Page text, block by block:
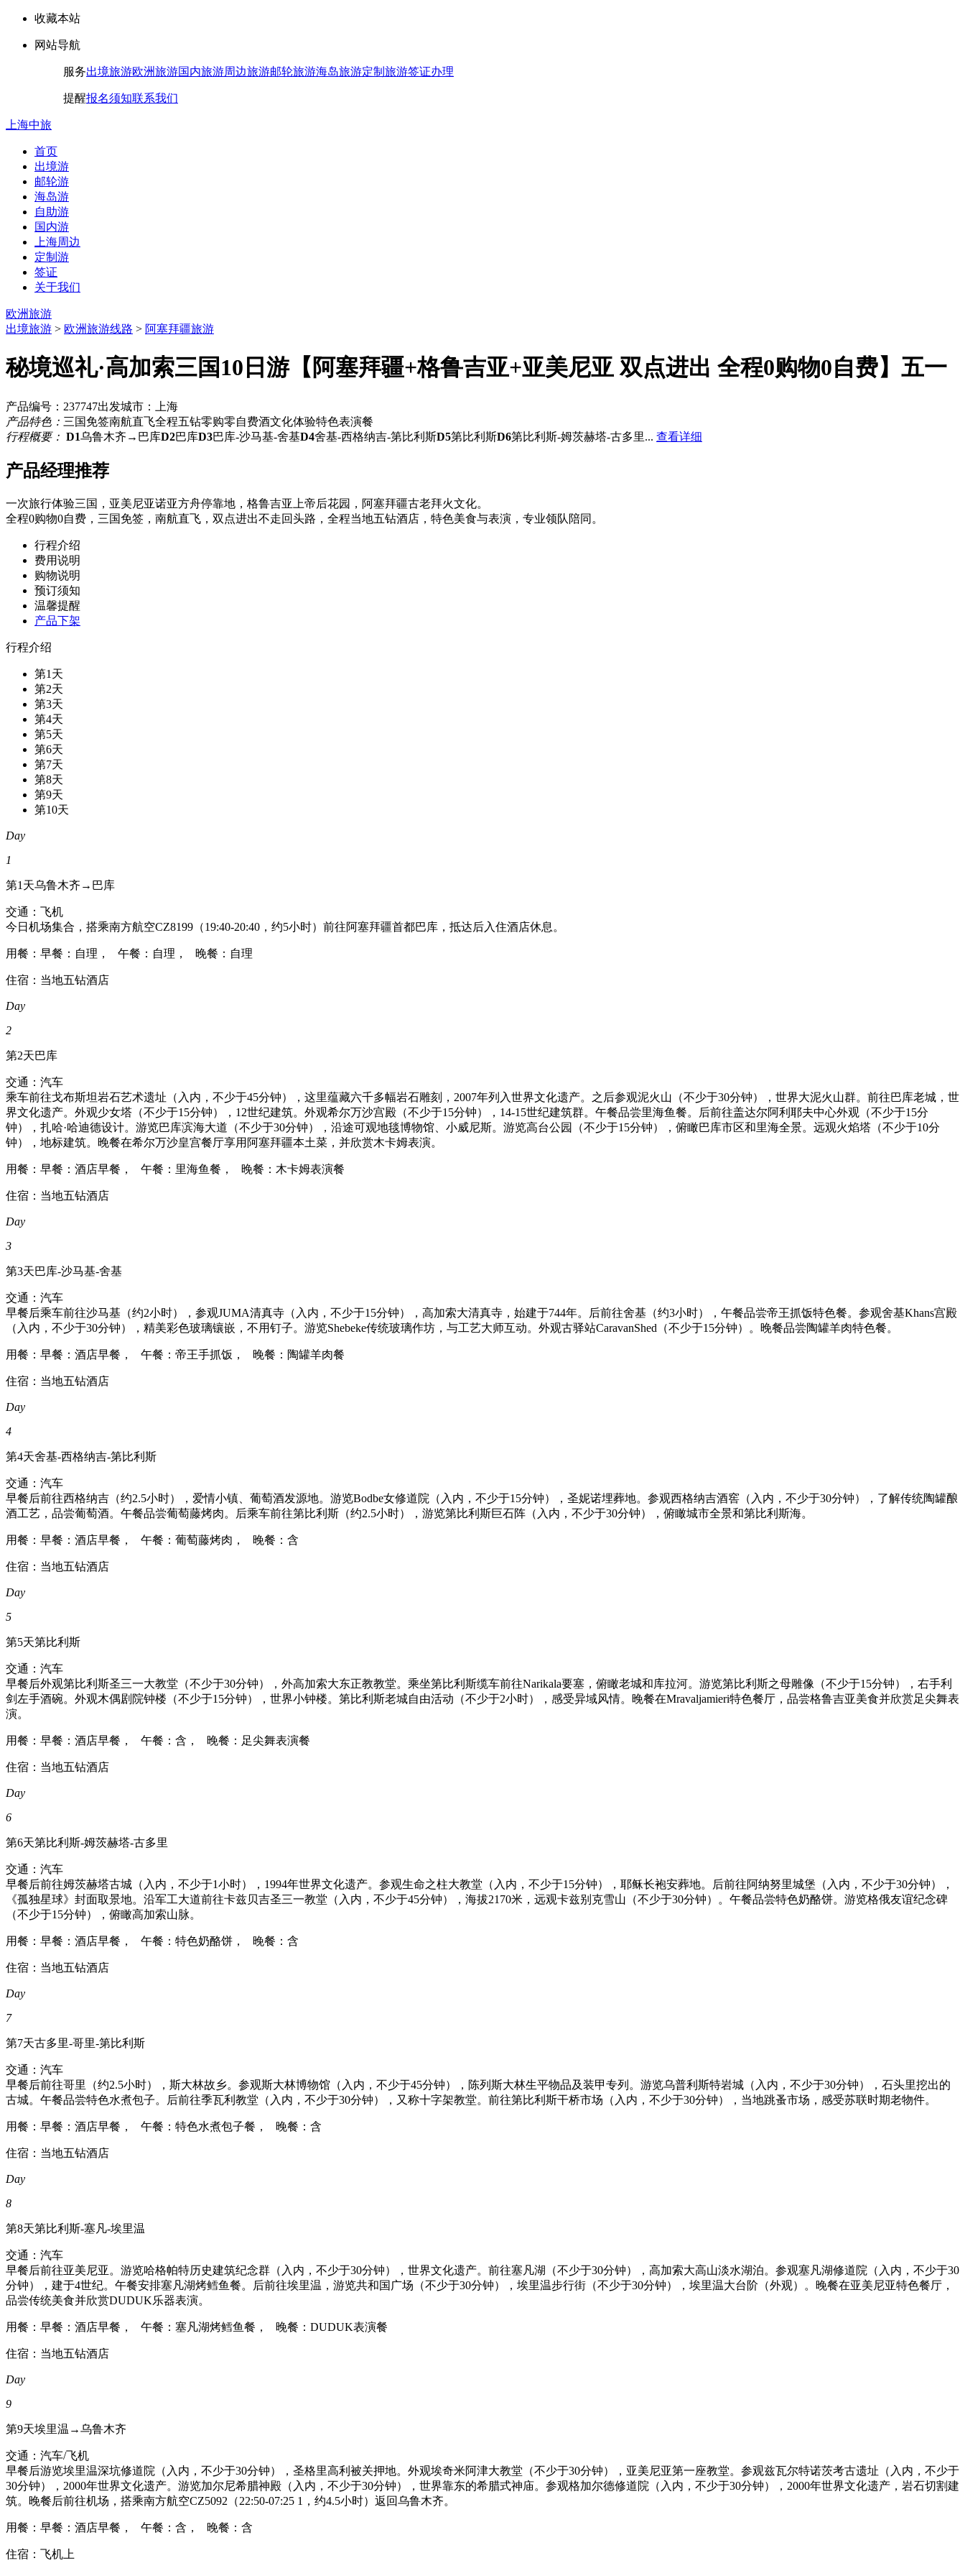
收藏本站
网站导航
服务出境旅游欧洲旅游国内旅游周边旅游邮轮旅游海岛旅游定制旅游签证办理
提醒报名须知联系我们
上海中旅
首页
出境游
邮轮游
海岛游
自助游
国内游
上海周边
定制游
签证
关于我们
欧洲旅游
出境旅游 > 欧洲旅游线路 > 阿塞拜疆旅游
秘境巡礼·高加索三国10日游【阿塞拜疆+格鲁吉亚+亚美尼亚 双点进出 全程0购物0自费】 五一
产品编号：237747出发城市：上海
产品特色： 三国免签南航直飞全程五钻零购零自费酒文化体验特色表演餐
行程概要： D1乌鲁木齐→巴库D2巴库D3巴库-沙马基-舍基D4舍基-西格纳吉-第比利斯D5第比利斯D6第比利斯-姆茨赫塔-古多里... 查看详细
产品经理推荐
一次旅行体验三国，亚美尼亚诺亚方舟停靠地，格鲁吉亚上帝后花园，阿塞拜疆古老拜火文化。
全程0购物0自费，三国免签，南航直飞，双点进出不走回头路，全程当地五钻酒店，特色美食与表演，专业领队陪同。
行程介绍
费用说明
购物说明
预订须知
温馨提醒
产品下架
行程介绍
第1天
第2天
第3天
第4天
第5天
第6天
第7天
第8天
第9天
第10天
Day
1
第1天乌鲁木齐→巴库
交通：飞机
今日机场集合，搭乘南方航空CZ8199（19:40-20:40，约5小时）前往阿塞拜疆首都巴库，抵达后入住酒店休息。
用餐：早餐：自理， 午餐：自理， 晚餐：自理
住宿：当地五钻酒店
Day
2
第2天巴库
交通：汽车
乘车前往戈布斯坦岩石艺术遗址（入内，不少于45分钟），这里蕴藏六千多幅岩石雕刻，2007年列入世界文化遗产。之后参观泥火山（不少于30分钟），世界大泥火山群。前往巴库老城，世
界文化遗产。外观少女塔（不少于15分钟），12世纪建筑。外观希尔万沙宫殿（不少于15分钟），14-15世纪建筑群。午餐品尝里海鱼餐。后前往盖达尔阿利耶夫中心外观（不少于15分
钟），扎哈·哈迪德设计。游览巴库滨海大道（不少于30分钟），沿途可观地毯博物馆、小威尼斯。游览高台公园（不少于15分钟），俯瞰巴库市区和里海全景。远观火焰塔（不少于10分
钟），地标建筑。晚餐在希尔万沙皇宫餐厅享用阿塞拜疆本土菜，并欣赏木卡姆表演。
用餐：早餐：酒店早餐， 午餐：里海鱼餐， 晚餐：木卡姆表演餐
住宿：当地五钻酒店
Day
3
第3天巴库-沙马基-舍基
交通：汽车
早餐后乘车前往沙马基（约2小时），参观JUMA清真寺（入内，不少于15分钟），高加索大清真寺，始建于744年。后前往舍基（约3小时），午餐品尝帝王抓饭特色餐。参观舍基Khans宫殿
（入内，不少于30分钟），精美彩色玻璃镶嵌，不用钉子。游览Shebeke传统玻璃作坊，与工艺大师互动。外观古驿站CaravanShed（不少于15分钟）。晚餐品尝陶罐羊肉特色餐。
用餐：早餐：酒店早餐， 午餐：帝王手抓饭， 晚餐：陶罐羊肉餐
住宿：当地五钻酒店
Day
4
第4天舍基-西格纳吉-第比利斯
交通：汽车
早餐后前往西格纳吉（约2.5小时），爱情小镇、葡萄酒发源地。游览Bodbe女修道院（入内，不少于15分钟），圣妮诺埋葬地。参观西格纳吉酒窖（入内，不少于30分钟），了解传统陶罐酿
酒工艺，品尝葡萄酒。午餐品尝葡萄藤烤肉。后乘车前往第比利斯（约2.5小时），游览第比利斯巨石阵（入内，不少于30分钟），俯瞰城市全景和第比利斯海。
用餐：早餐：酒店早餐， 午餐：葡萄藤烤肉， 晚餐：含
住宿：当地五钻酒店
Day
5
第5天第比利斯
交通：汽车
早餐后外观第比利斯圣三一大教堂（不少于30分钟），外高加索大东正教教堂。乘坐第比利斯缆车前往Narikala要塞，俯瞰老城和库拉河。游览第比利斯之母雕像（不少于15分钟），右手利
剑左手酒碗。外观木偶剧院钟楼（不少于15分钟），世界小钟楼。第比利斯老城自由活动（不少于2小时），感受异域风情。晚餐在Mravaljamieri特色餐厅，品尝格鲁吉亚美食并欣赏足尖舞表
演。
用餐：早餐：酒店早餐， 午餐：含， 晚餐：足尖舞表演餐
住宿：当地五钻酒店
Day
6
第6天第比利斯-姆茨赫塔-古多里
交通：汽车
早餐后前往姆茨赫塔古城（入内，不少于1小时），1994年世界文化遗产。参观生命之柱大教堂（入内，不少于15分钟），耶稣长袍安葬地。后前往阿纳努里城堡（入内，不少于30分钟），
《孤独星球》封面取景地。沿军工大道前往卡兹贝吉圣三一教堂（入内，不少于45分钟），海拔2170米，远观卡兹别克雪山（不少于30分钟）。午餐品尝特色奶酪饼。游览格俄友谊纪念碑
（不少于15分钟），俯瞰高加索山脉。
用餐：早餐：酒店早餐， 午餐：特色奶酪饼， 晚餐：含
住宿：当地五钻酒店
Day
7
第7天古多里-哥里-第比利斯
交通：汽车
早餐后前往哥里（约2.5小时），斯大林故乡。参观斯大林博物馆（入内，不少于45分钟），陈列斯大林生平物品及装甲专列。游览乌普利斯特岩城（入内，不少于30分钟），石头里挖出的
古城。午餐品尝特色水煮包子。后前往季瓦利教堂（入内，不少于30分钟），又称十字架教堂。前往第比利斯干桥市场（入内，不少于30分钟），当地跳蚤市场，感受苏联时期老物件。
用餐：早餐：酒店早餐， 午餐：特色水煮包子餐， 晚餐：含
住宿：当地五钻酒店
Day
8
第8天第比利斯-塞凡-埃里温
交通：汽车
早餐后前往亚美尼亚。游览哈格帕特历史建筑纪念群（入内，不少于30分钟），世界文化遗产。前往塞凡湖（不少于30分钟），高加索大高山淡水湖泊。参观塞凡湖修道院（入内，不少于30
分钟），建于4世纪。午餐安排塞凡湖烤鳕鱼餐。后前往埃里温，游览共和国广场（不少于30分钟），埃里温步行街（不少于30分钟），埃里温大台阶（外观）。晚餐在亚美尼亚特色餐厅，
品尝传统美食并欣赏DUDUK乐器表演。
用餐：早餐：酒店早餐， 午餐：塞凡湖烤鳕鱼餐， 晚餐：DUDUK表演餐
住宿：当地五钻酒店
Day
9
第9天埃里温→乌鲁木齐
交通：汽车/飞机
早餐后游览埃里温深坑修道院（入内，不少于30分钟），圣格里高利被关押地。外观埃奇米阿津大教堂（不少于30分钟），亚美尼亚第一座教堂。参观兹瓦尔特诺茨考古遗址（入内，不少于
30分钟），2000年世界文化遗产。游览加尔尼希腊神殿（入内，不少于30分钟），世界靠东的希腊式神庙。参观格加尔德修道院（入内，不少于30分钟），2000年世界文化遗产，岩石切割建
筑。晚餐后前往机场，搭乘南方航空CZ5092（22:50-07:25 1，约4.5小时）返回乌鲁木齐。
用餐：早餐：酒店早餐， 午餐：含， 晚餐：含
住宿：飞机上